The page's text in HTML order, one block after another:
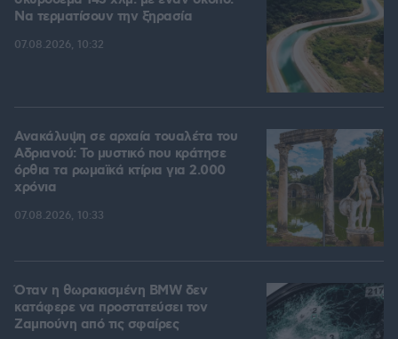
Να τερματίσουν την ξηρασία
07.08.2026, 10:32
Ανακάλυψη σε αρχαία τουαλέτα του
Αδριανού: Το μυστικό που κράτησε
όρθια τα ρωμαϊκά κτίρια για 2.000
χρόνια
07.08.2026, 10:33
Όταν η θωρακισμένη BMW δεν
κατάφερε να προστατεύσει τον
Ζαμπούνη από τις σφαίρες